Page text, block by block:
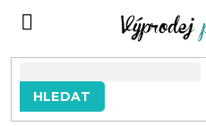
HLEDAT